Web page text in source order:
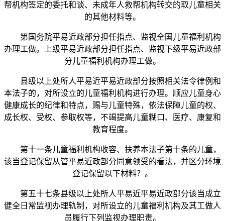
帮机构签定的委托和谈、未成年人救帮机构转交的取儿童相关
的其他材料等。
第国务院平易近政部分担任指点、监视全国儿童福利机构
办理工做。上级平易近政部分担任指点、监视下级平易近政部
分儿童福利机构办理工做。
县级以上处所人平易近平易近政部分按照相关法令律例和
本法子的，对所设立的儿童福利机构进行办理。顺应儿童身心
健康成长的纪律和特点，赐与儿童特殊，依法保障儿童的权、
成长权、受权、参取权等，不竭提高儿童糊口、医疗、康复和
教育程度。
第十一条儿童福利机构收容、扶养本法子第十条的儿童，
该当登记保留从管平易近政部分同意领受的看法，并区分环境
登记保留以下材料？。
第五十七条县级以上处所人平易近平易近政部分该当成立
健全日常监视办理轨制，对所设立的儿童福利机构及其工做人
员履行下列监视办理职责。